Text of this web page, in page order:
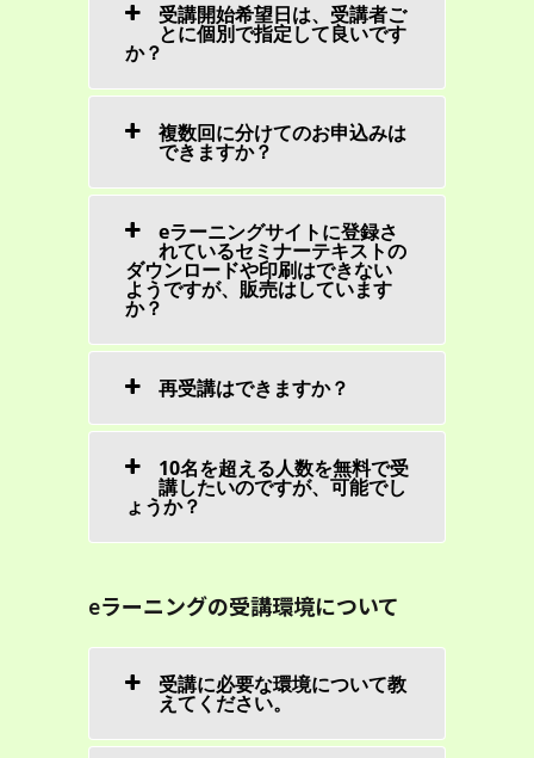
受講開始希望日は、受講者ご
とに個別で指定して良いです
か？
複数回に分けてのお申込みは
できますか？
eラーニングサイトに登録さ
れているセミナーテキストの
ダウンロードや印刷はできない
ようですが、販売はしています
か？
再受講はできますか？
10名を超える人数を無料で受
講したいのですが、可能でし
ょうか？
eラーニングの受講環境について
受講に必要な環境について教
えてください。